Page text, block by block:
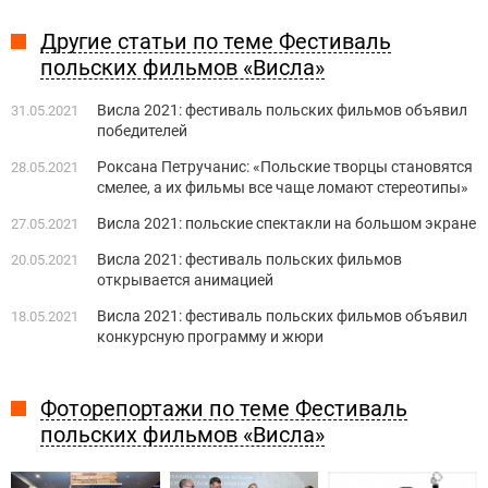
Другие статьи по теме Фестиваль
польских фильмов «Висла»
31.05.2021
Висла 2021: фестиваль польских фильмов объявил
победителей
28.05.2021
Роксана Петручанис: «Польские творцы становятся
смелее, а их фильмы все чаще ломают стереотипы»
27.05.2021 Висла 2021: польские спектакли на большом экране
20.05.2021
Висла 2021: фестиваль польских фильмов
открывается анимацией
18.05.2021
Висла 2021: фестиваль польских фильмов объявил
конкурсную программу и жюри
Фоторепортажи по теме Фестиваль
польских фильмов «Висла»